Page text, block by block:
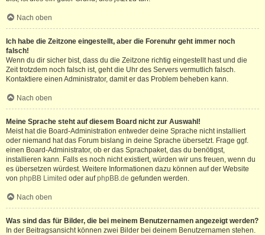
Nach oben
Ich habe die Zeitzone eingestellt, aber die Forenuhr geht immer noch
falsch!
Wenn du dir sicher bist, dass du die Zeitzone richtig eingestellt hast und die
Zeit trotzdem noch falsch ist, geht die Uhr des Servers vermutlich falsch.
Kontaktiere einen Administrator, damit er das Problem beheben kann.
Nach oben
Meine Sprache steht auf diesem Board nicht zur Auswahl!
Meist hat die Board-Administration entweder deine Sprache nicht installiert
oder niemand hat das Forum bislang in deine Sprache übersetzt. Frage ggf.
einen Board-Administrator, ob er das Sprachpaket, das du benötigst,
installieren kann. Falls es noch nicht existiert, würden wir uns freuen, wenn du
es übersetzen würdest. Weitere Informationen dazu können auf der Website
von phpBB Limited oder aufphpBB.de gefunden werden.
Nach oben
Was sind das für Bilder, die bei meinem Benutzernamen angezeigt werden?
In der Beitragsansicht können zwei Bilder bei deinem Benutzernamen stehen.